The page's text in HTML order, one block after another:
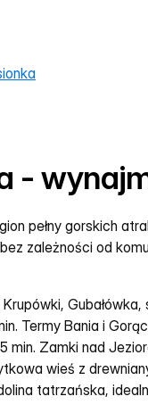
-
pełny gorskich
zależności od
Termy Bania i
min. Zamki nad
wieś z
tatrzańska,